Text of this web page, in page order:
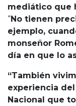
mediático que
“No tienen
ejemplo,
monseñor
día en que lo
“También
experiencia
Nacional que